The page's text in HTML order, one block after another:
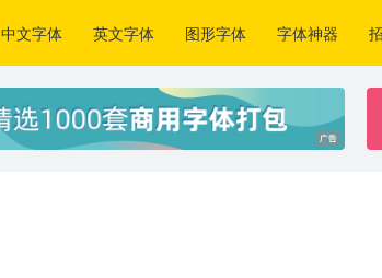
中文字体 英文字体 图形字体 字体神器